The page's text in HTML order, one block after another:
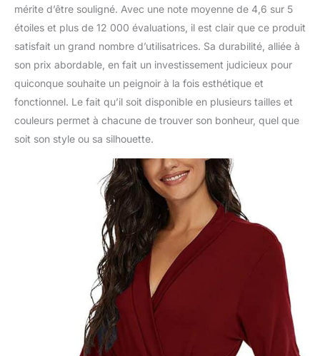
mérite d’être souligné. Avec une note moyenne de 4,6 sur 5
étoiles et plus de 12 000 évaluations, il est clair que ce produit
satisfait un grand nombre d’utilisatrices. Sa durabilité, alliée à
son prix abordable, en fait un investissement judicieux pour
quiconque souhaite un peignoir à la fois esthétique et
fonctionnel. Le fait qu’il soit disponible en plusieurs tailles et
couleurs permet à chacune de trouver son bonheur, quel que
soit son style ou sa silhouette.